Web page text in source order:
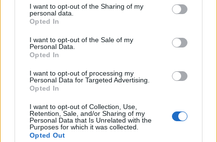
I want to opt-out of the Sharing of my
personal data.
Opted In
I want to opt-out of the Sale of my
Personal Data.
Opted In
I want to opt-out of processing my
Personal Data for Targeted Advertising.
Opted In
I want to opt-out of Collection, Use,
Retention, Sale, and/or Sharing of my
Personal Data that Is Unrelated with the
Purposes for which it was collected.
Opted Out